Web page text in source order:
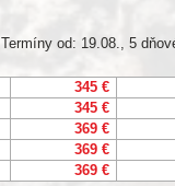
Termíny od: 19.08., 5
345 €
345 €
369 €
369 €
369 €